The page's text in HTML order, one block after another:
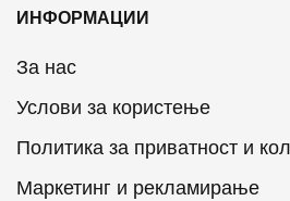
ИНФОРМАЦИИ
За нас
Услови за користење
Политика за приватност и
Маркетинг и рекламирање